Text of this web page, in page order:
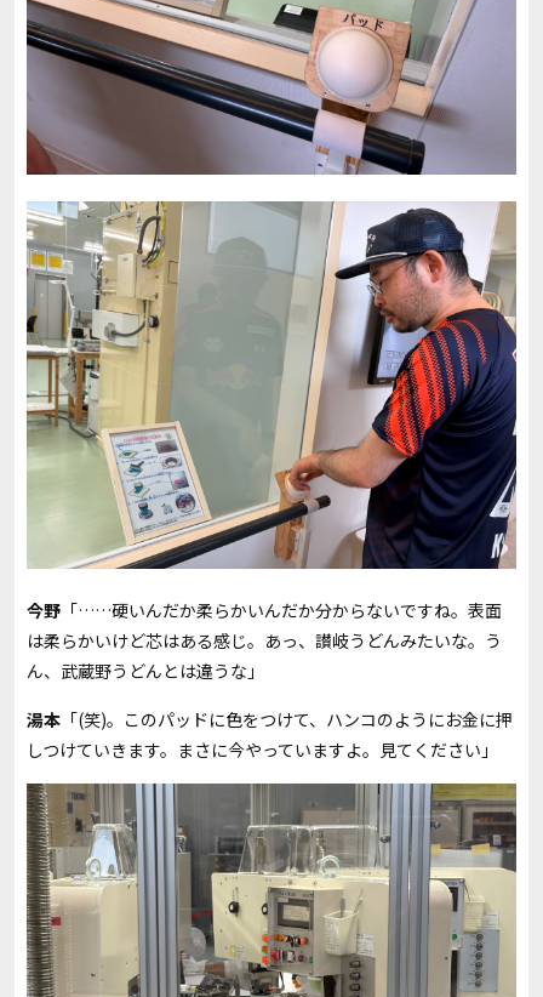
今野 「……硬いんだか柔らかいんだか分からないですね。表面
は柔らかいけど芯はある感じ。あっ、讃岐うどんみたいな。う
ん、武蔵野うどんとは違うな」
湯本 「(笑)。このパッドに色をつけて、ハンコのようにお金に押
しつけていきます。まさに今やっていますよ。見てください」